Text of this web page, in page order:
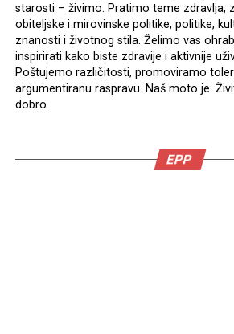
starosti – živimo. Pratimo teme zdravlja,
obiteljske i mirovinske politike, politike,
znanosti i životnog stila. Želimo vas
inspirirati kako biste zdravije i aktivnije
Poštujemo različitosti, promoviramo
argumentiranu raspravu. Naš moto je:
dobro.
EPP